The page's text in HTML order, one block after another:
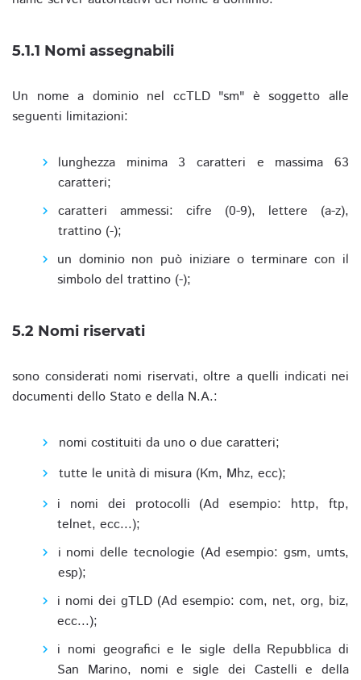
5.1.1 Nomi assegnabili
Un nome a dominio nel ccTLD "sm" è soggetto alle
seguenti limitazioni:
lunghezza minima 3 caratteri e massima 63
caratteri;
caratteri ammessi: cifre (0-9), lettere (a-z),
trattino (-);
un dominio non può iniziare o terminare con il
simbolo del trattino (-);
5.2 Nomi riservati
sono considerati nomi riservati, oltre a quelli indicati nei
documenti dello Stato e della N.A.:
nomi costituiti da uno o due caratteri;
tutte le unità di misura (Km, Mhz, ecc);
i nomi dei protocolli (Ad esempio: http, ftp,
telnet, ecc...);
i nomi delle tecnologie (Ad esempio: gsm, umts,
esp);
i nomi dei gTLD (Ad esempio: com, net, org, biz,
ecc...);
i nomi geografici e le sigle della Repubblica di
San Marino, nomi e sigle dei Castelli e della